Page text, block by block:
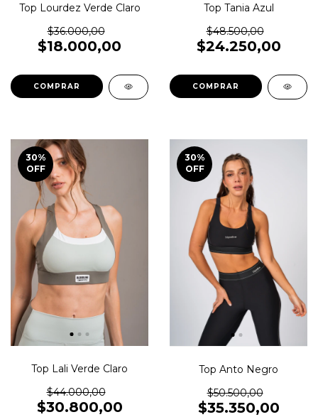
Top Lourdez Verde Claro
$36.000,00
$18.000,00
COMPRAR
Top Tania Azul
$48.500,00
$24.250,00
COMPRAR
30%
OFF
Top Lali Verde Claro
$44.000,00
$30.800,00
30%
OFF
Top Anto Negro
$50.500,00
$35.350,00